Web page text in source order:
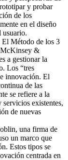
y probar
de los
en el diseño
usuario.
El Método de los 3
McKinsey &
a gestionar la
Los “tres
innovación. El
de las
se refiere a la
existentes,
de nuevas
una firma de
un marco que
Estos tipos se
centrada en